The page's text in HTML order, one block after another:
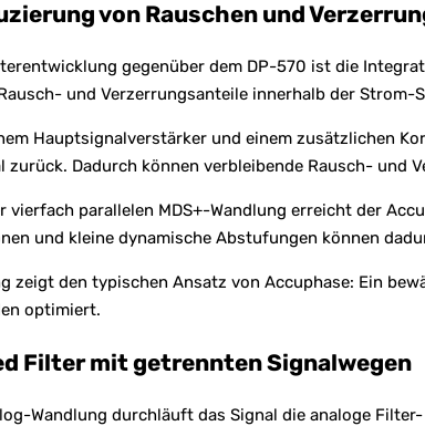
von Rauschen und
gegenüber dem DP-570 ist die
und Verzerrungsanteile innerhalb der Strom-
Hauptsignalverstärker und einem zusätzlichen
zurück. Dadurch können verbleibende Rausch-
vierfach parallelen MDS+-Wandlung erreicht der
und kleine dynamische Abstufungen können
zeigt den typischen Ansatz von Accuphase: Ein
optimiert.
Filter mit getrennten Signalwegen
Wandlung durchläuft das Signal die analoge